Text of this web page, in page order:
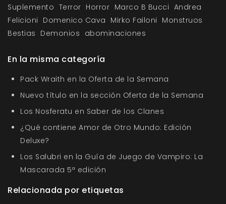
Suplemento Terror Horror Marco B Bucci Andrea
Felicioni Domenico Cava Mirko Failoni Monstruos
Bestias Demonios abominaciones
En la misma categoría
Pack Wraith en la Oferta de la Semana
Nuevo título en la sección Oferta de la Semana
Los Nosferatu en Saber de los Clanes
¿Qué contiene Amor de Otro Mundo: Edición
Deluxe?
Los Salubri en la Guía de Juego de Vampiro: La
Mascarada 5ª edición
Relacionada por etiquetas